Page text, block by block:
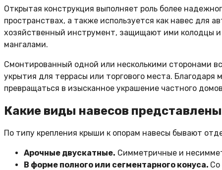
Открытая конструкция выполняет роль более
пространствах, а также используется как навес для
хозяйственный инструмент, защищают ими колодцы и
мангалами.
Смонтированный одной или несколькими сторонами
укрытия для террасы или торгового места.
превращаться в изысканное украшение частного
Какие виды навесов
По типу крепления крыши к опорам навесы бывают
Арочные двускатные. Симметричные и
В форме полного или сегментарного конуса. Со